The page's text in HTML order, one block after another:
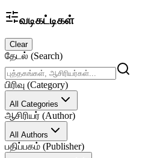
வடிகட்டிகள்
Clear
தேடல் (Search)
பிரிவு (Category)
All Categories
ஆசிரியர் (Author)
All Authors
பதிப்பகம் (Publisher)